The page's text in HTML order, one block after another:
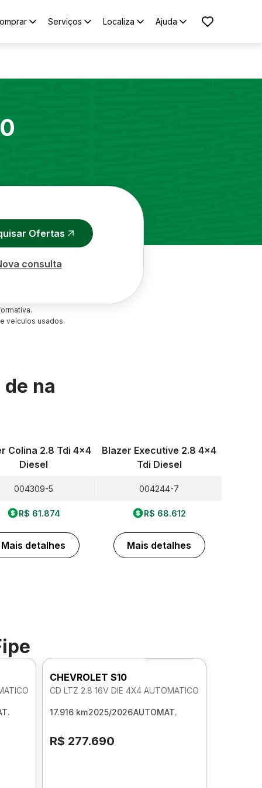
Serviços Localiza Ajuda
Ofertas
consulta
veículos usados.
de na
Colina 2.8 Tdi 4x4
Diesel
004309-5
R$ 61.874
Mais detalhes
Blazer Executive 2.8 4x4
Tdi Diesel
004244-7
R$ 68.612
Mais detalhes
CHEVROLET S10
CD LTZ 2.8 16V DIE 4X4 AUTOMATICO
17.916 km2025/2026AUTOMAT.
R$ 277.690